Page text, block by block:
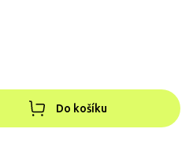
Do košíku